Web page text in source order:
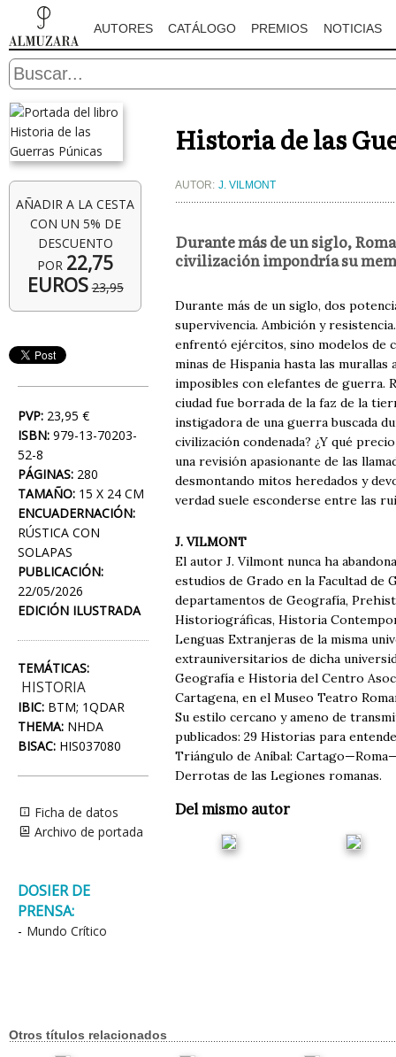
AUTORES CATÁLOGO PREMIOS NOTICIAS
AÑADIR A LA CESTA
CON UN 5% DE
DESCUENTO
POR 22,75
EUROS 23,95
PVP: 23,95 €
ISBN: 979-13-70203-
52-8
PÁGINAS: 280
TAMAÑO: 15 X 24 CM
ENCUADERNACIÓN:
RÚSTICA CON
SOLAPAS
PUBLICACIÓN:
22/05/2026
EDICIÓN ILUSTRADA
TEMÁTICAS:
HISTORIA
IBIC: BTM; 1QDAR
THEMA: NHDA
BISAC: HIS037080
Ficha de datos
Archivo de portada
DOSIER DE
PRENSA:
- Mundo Crítico
Historia de las
AUTOR: J. VILMONT
Durante más de un siglo,
civilización impondría su
Durante más de un siglo, dos
supervivencia. Ambición y
enfrentó ejércitos, sino modelos de
minas de Hispania hasta las
imposibles con elefantes de guerra.
ciudad fue borrada de la faz de la
instigadora de una guerra buscada
civilización condenada? ¿Y qué
una revisión apasionante de las
desmontando mitos heredados y
verdad suele esconderse entre las
J. VILMONT
El autor J. Vilmont nunca ha
estudios de Grado en la Facultad de
departamentos de Geografía,
Historiográficas, Historia
Lenguas Extranjeras de la misma
extrauniversitarios de dicha
Geografía e Historia del Centro
Cartagena, en el Museo Teatro
Su estilo cercano y ameno de
publicados: 29 Historias para
Triángulo de Aníbal:
Derrotas de las Legiones romanas.
Del mismo autor
Otros títulos relacionados